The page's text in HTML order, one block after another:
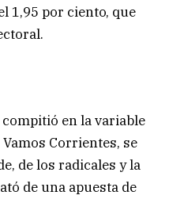
1,95 por ciento, que
en la variable
Corrientes, se
de los radicales y la
de una apuesta de